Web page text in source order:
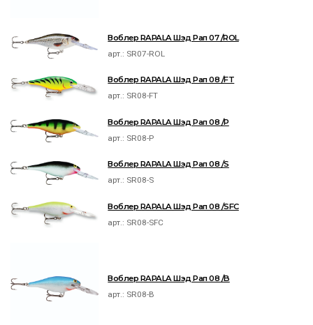
Воблер RAPALA Шэд Рап 07 /ROL
арт.: SR07-ROL
Воблер RAPALA Шэд Рап 08 /FT
арт.: SR08-FT
Воблер RAPALA Шэд Рап 08 /P
арт.: SR08-P
Воблер RAPALA Шэд Рап 08 /S
арт.: SR08-S
Воблер RAPALA Шэд Рап 08 /SFC
арт.: SR08-SFC
Воблер RAPALA Шэд Рап 08 /B
арт.: SR08-B